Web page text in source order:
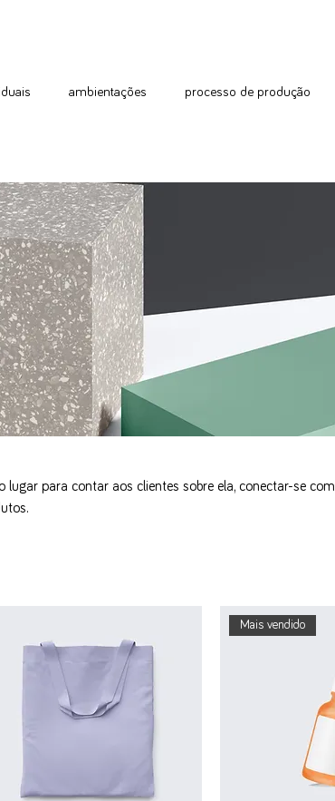
ambientações processo de produção
lugar para contar aos clientes sobre ela, conectar-se com
Mais vendido